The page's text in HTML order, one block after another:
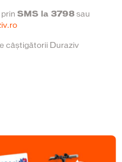
prin SMS la 3798 sau
câștigătorii Duraziv